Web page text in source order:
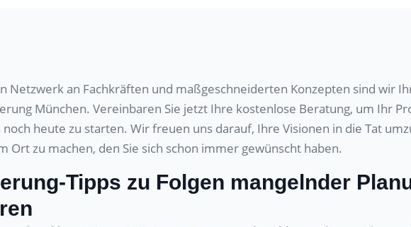
Netzwerk an Fachkräften und maßgeschneiderten Konzepten sind wir
München. Vereinbaren Sie jetzt Ihre kostenlose Beratung, um Ihr
heute zu starten. Wir freuen uns darauf, Ihre Visionen in die Tat
Ort zu machen, den Sie sich schon immer gewünscht haben.
Tipps zu Folgen mangelnder